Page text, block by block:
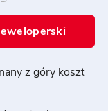
z góry koszt